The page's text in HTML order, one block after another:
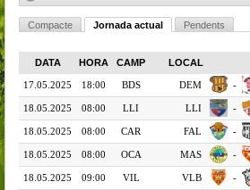
Compacte Jornada actual
Pendents
DATA
HORA CAMP LOCAL
17.05.2025 18:00 BDS DEM -
18.05.2025 08:00 LLI LLI -
18.05.2025 08:00 CAR FAL -
18.05.2025 08:00 OCA MAS -
18.05.2025 09:00 VIL VLB -